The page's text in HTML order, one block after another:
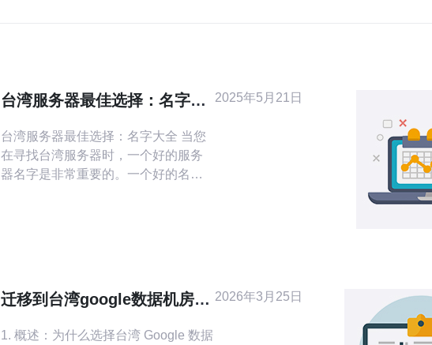
台湾服务器最佳选择：名字大
台湾服务器最佳选择：名字大全 当您
在寻找台湾服务器时，一个好的服务
器名字是非常重要的。一个好的名字
2025年5月21日
迁移到台湾google数据机房的
1. 概述：为什么选择台湾 Google 数据
2026年3月25日